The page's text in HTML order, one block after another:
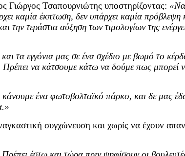
Τσαπουρνιώτης υποστηρίζοντας:
καμία έκπτωση, δεν υπάρχει καμία πρόβλεψη
την τεράστια αύξηση των τιμολογίων της
τα εγγόνια μας σε ένα σχέδιο με βωμό το
να κάτσουμε κάτω να δούμε πως μπορεί
ένα φωτοβολταϊκό πάρκο, και δε μας
συγχώνευση και χωρίς να έχουν